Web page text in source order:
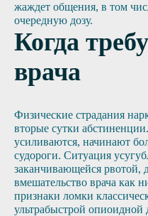
жаждет общения, в том
очередную дозу.
Когда
врача
Физические страдания
вторые сутки
усиливаются, начинают
судороги. Ситуация
заканчивающейся рвотой,
вмешательство врача как
признаки ломки
ультрабыстрой